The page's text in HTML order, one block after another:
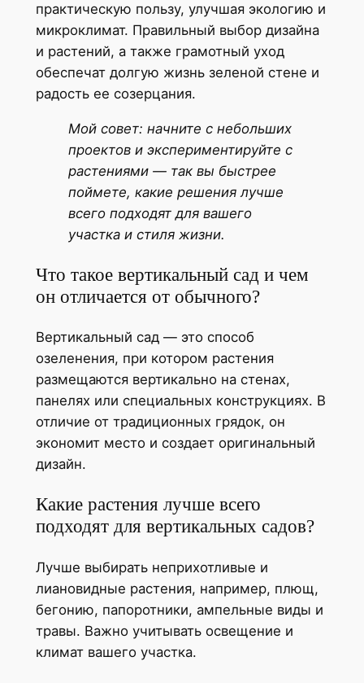
практическую пользу, улучшая экологию и
микроклимат. Правильный выбор дизайна
и растений, а также грамотный уход
обеспечат долгую жизнь зеленой стене и
радость ее созерцания.
Мой совет: начните с небольших
проектов и экспериментируйте с
растениями — так вы быстрее
поймете, какие решения лучше
всего подходят для вашего
участка и стиля жизни.
Что такое вертикальный сад и чем
он отличается от обычного?
Вертикальный сад — это способ
озеленения, при котором растения
размещаются вертикально на стенах,
панелях или специальных конструкциях. В
отличие от традиционных грядок, он
экономит место и создает оригинальный
дизайн.
Какие растения лучше всего
подходят для вертикальных садов?
Лучше выбирать неприхотливые и
лиановидные растения, например, плющ,
бегонию, папоротники, ампельные виды и
травы. Важно учитывать освещение и
климат вашего участка.